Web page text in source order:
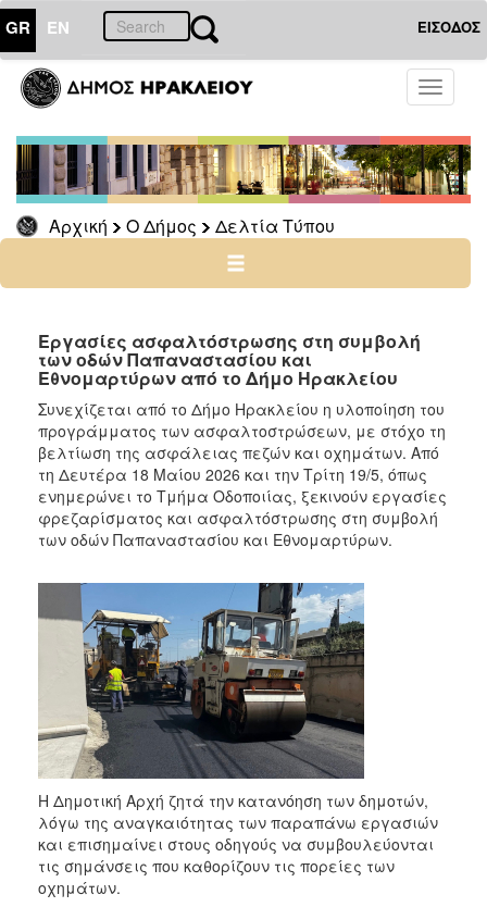
GR EN ΕΙΣΟΔΟΣ
Toggle
Αρχική Ο Δήμος Δελτία Τύπου
ΔΗΜΟΣ
Δελτία
Τύπου
Αρχείο
ΠΟΛΙΤΙΣΜΟΣ
ΑΝΘΕΚΤΙΚΗ
ΠΟΛΗ
Εργασίες ασφαλτόστρωσης στη συμβολή
των οδών Παπαναστασίου και
Εθνομαρτύρων από το Δήμο Ηρακλείου
Συνεχίζεται από το Δήμο Ηρακλείου η υλοποίηση του
προγράμματος των ασφαλτοστρώσεων, με στόχο τη
βελτίωση της ασφάλειας πεζών και οχημάτων. Από
τη Δευτέρα 18 Μαίου 2026 και την Τρίτη 19/5, όπως
ενημερώνει το Τμήμα Οδοποιίας, ξεκινούν εργασίες
φρεζαρίσματος και ασφαλτόστρωσης στη συμβολή
των οδών Παπαναστασίου και Εθνομαρτύρων.
Η Δημοτική Αρχή ζητά την κατανόηση των δημοτών,
λόγω της αναγκαιότητας των παραπάνω εργασιών
και επισημαίνει στους οδηγούς να συμβουλεύονται
τις σημάνσεις που καθορίζουν τις πορείες των
οχημάτων.